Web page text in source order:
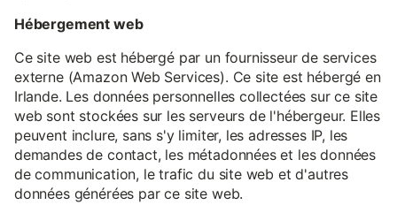
Hébergement web
Ce site web est hébergé par un fournisseur de services
externe (Amazon Web Services). Ce site est hébergé en
Irlande. Les données personnelles collectées sur ce site
web sont stockées sur les serveurs de l'hébergeur. Elles
peuvent inclure, sans s'y limiter, les adresses IP, les
demandes de contact, les métadonnées et les données
de communication, le trafic du site web et d'autres
données générées par ce site web.